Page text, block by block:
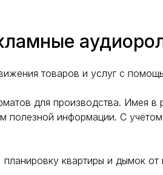
товаров и услуг с
для производства. Имея
информации. С
квартиры и дымок